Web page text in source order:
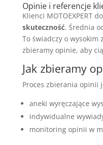
Opinie i referencje
Klienci MOTOEXPERT
skuteczność. Średnia
To świadczy o wysokim
zbieramy opinie, aby
Jak zbieramy
Proces zbierania opinii
aneki wyręczające
indywidualne
monitoring opinii w